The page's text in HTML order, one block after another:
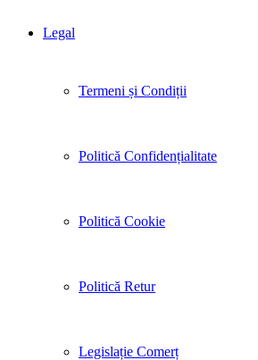
Legal
Termeni și Condiții
Politică Confidențialitate
Politică Cookie
Politică Retur
Legislație Comerț